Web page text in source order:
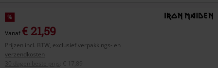
%
Vanaf€ 21,59
Prijzen incl. BTW, exclusief verpakkings- en
verzendkosten
30 dagen beste prijs
€ 17,89